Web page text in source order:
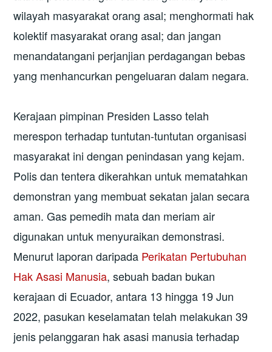
wilayah masyarakat orang asal; menghormati hak
kolektif masyarakat orang asal; dan jangan
menandatangani perjanjian perdagangan bebas
yang menhancurkan pengeluaran dalam negara.
Kerajaan pimpinan Presiden Lasso telah
merespon terhadap tuntutan-tuntutan organisasi
masyarakat ini dengan penindasan yang kejam.
Polis dan tentera dikerahkan untuk mematahkan
demonstran yang membuat sekatan jalan secara
aman. Gas pemedih mata dan meriam air
digunakan untuk menyuraikan demonstrasi.
Menurut laporan daripada Perikatan Pertubuhan
Hak Asasi Manusia, sebuah badan bukan
kerajaan di Ecuador, antara 13 hingga 19 Jun
2022, pasukan keselamatan telah melakukan 39
jenis pelanggaran hak asasi manusia terhadap